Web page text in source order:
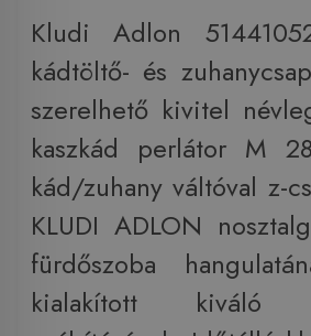
Kludi Adlon
kádtöltő- és
szerelhető kivitel
kaszkád perlátor M
kád/zuhany váltóval z-
KLUDI ADLON
fürdőszoba
kialakított kiváló